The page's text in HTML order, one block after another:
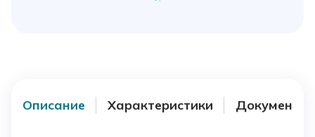
Описание Характеристики Документы